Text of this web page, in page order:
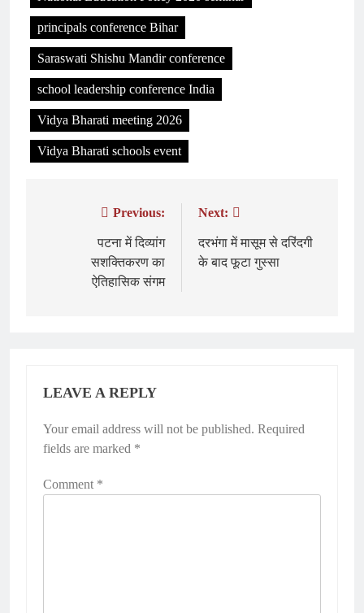
principals conference Bihar
Saraswati Shishu Mandir conference
school leadership conference India
Vidya Bharati meeting 2026
Vidya Bharati schools event
navigation
Previous:
पटना में दिव्यांग
सशक्तिकरण का
ऐतिहासिक संगम
Next:
दरभंगा में मासूम से दरिंदगी
के बाद फूटा गुस्सा
LEAVE A REPLY
Your email address will not be published. Required
fields are marked *
Comment *